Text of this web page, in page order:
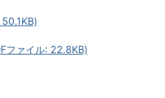
ファイル: 22.8KB)